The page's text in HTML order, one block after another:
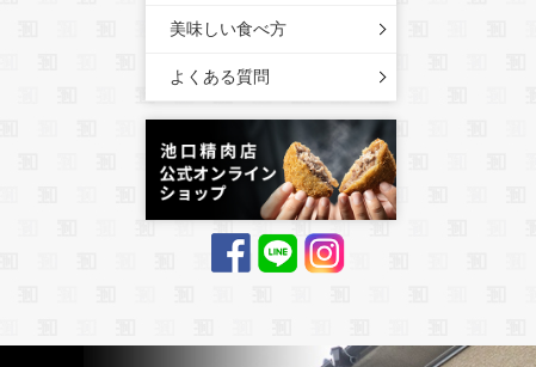
美味しい食べ方
よくある質問